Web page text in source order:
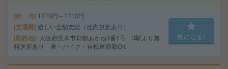
給 与 1370円～1713円
交通費 嬉しい全額支給（社内規定あり）
勤務地
大阪府茨木市彩都あかね3番1号 3駅より無
料送迎あり 車・バイク・自転車通勤OK
気になる!